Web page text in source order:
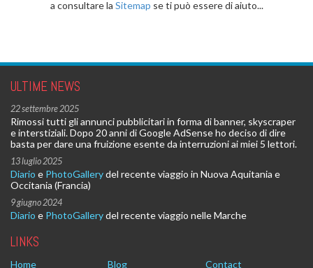
a consultare la Sitemap se ti può essere di aiuto...
ULTIME NEWS
22 settembre 2025
Rimossi tutti gli annunci pubblicitari in forma di banner, skyscraper
e interstiziali. Dopo 20 anni di Google AdSense ho deciso di dire
basta per dare una fruizione esente da interruzioni ai miei 5 lettori.
13 luglio 2025
Diario e PhotoGallerydel recente viaggio in Nuova Aquitania e
Occitania (Francia)
9 giugno 2024
Diario e PhotoGallerydel recente viaggio nelle Marche
LINKS
Home Blog
Contact